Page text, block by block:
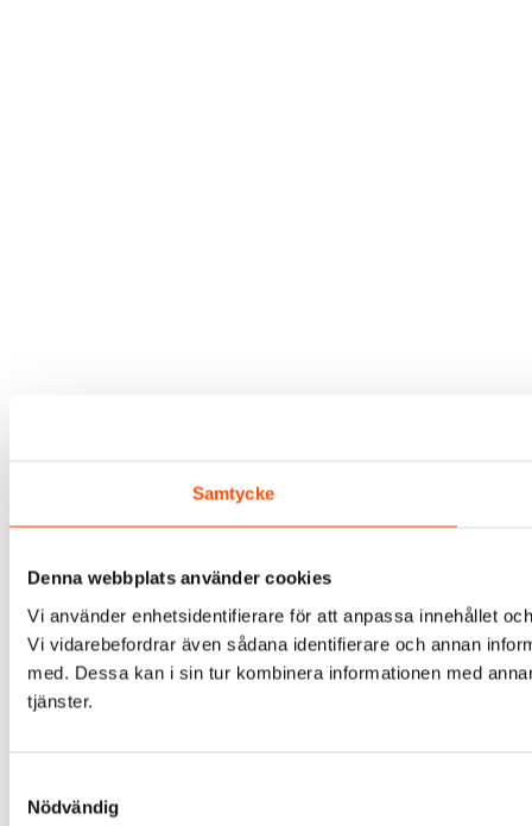
Samtycke
Denna webbplats använder cookies
Vi använder enhetsidentifierare för att anpassa innehållet
Vi vidarebefordrar även sådana identifierare och annan
med. Dessa kan i sin tur kombinera informationen med
tjänster.
Nödvändig